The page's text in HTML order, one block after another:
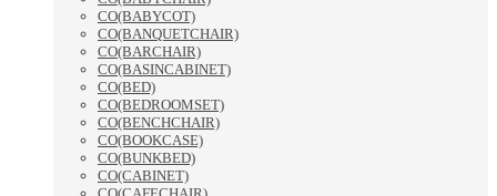
CO(BABYCOT)
CO(BANQUETCHAIR)
CO(BARCHAIR)
CO(BASINCABINET)
CO(BED)
CO(BEDROOMSET)
CO(BENCHCHAIR)
CO(BOOKCASE)
CO(BUNKBED)
CO(CABINET)